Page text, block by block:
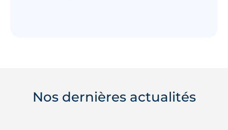
Nos dernières actualités